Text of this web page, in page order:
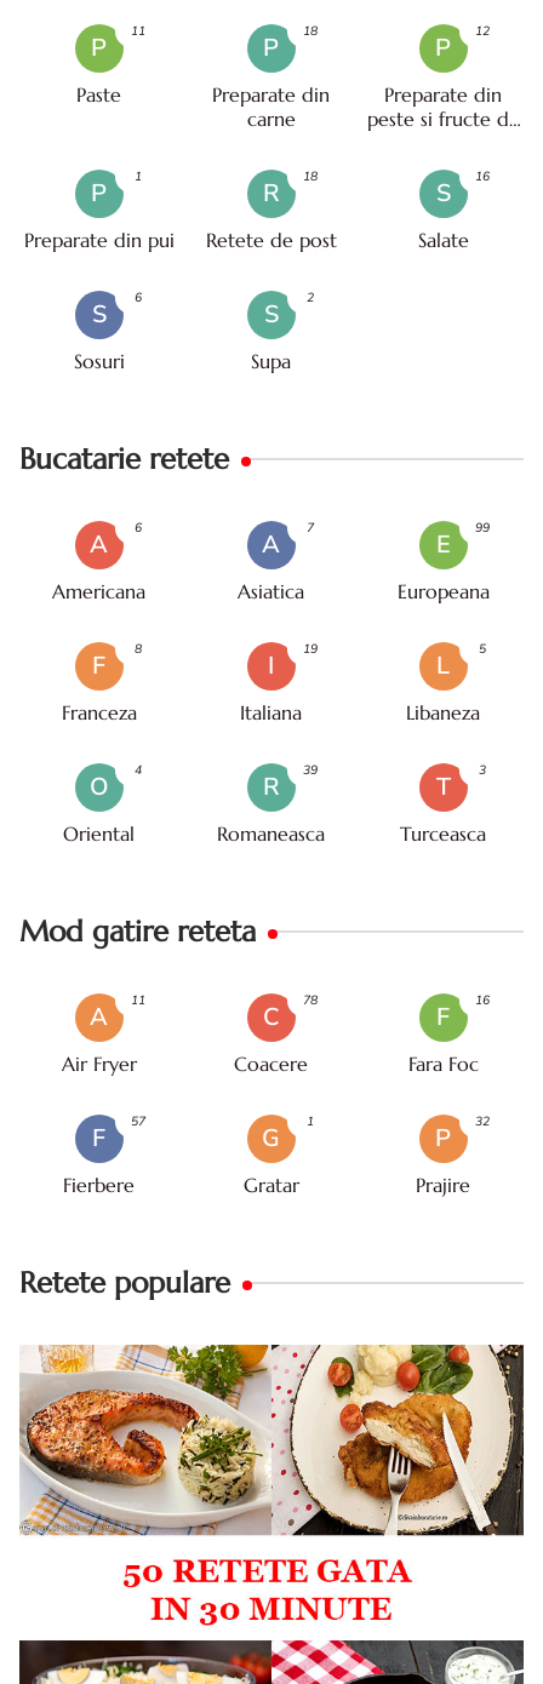
P
Paste
11
P
Preparate din
carne
18
P
Preparate din
peste si fructe de
12
P
Preparate din pui
1
R
Retete de post
18
S
Salate
16
S
Sosuri
6
S
Supa
2
Bucatarie retete
A
Americana
6
A
Asiatica
7
E
Europeana
99
F
Franceza
8
I
Italiana
19
L
Libaneza
5
O
Oriental
4
R
Romaneasca
39
T
Turceasca
3
Mod gatire reteta
A
Air Fryer
11
C
Coacere
78
F
Fara Foc
16
F
Fierbere
57
G
Gratar
1
P
Prajire
32
Retete populare